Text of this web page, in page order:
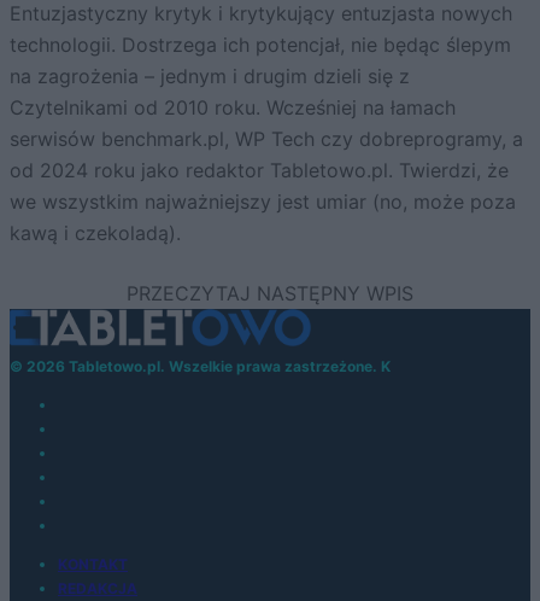
Entuzjastyczny krytyk i krytykujący entuzjasta nowych
technologii. Dostrzega ich potencjał, nie będąc ślepym
na zagrożenia – jednym i drugim dzieli się z
Czytelnikami od 2010 roku. Wcześniej na łamach
serwisów benchmark.pl, WP Tech czy dobreprogramy, a
od 2024 roku jako redaktor Tabletowo.pl. Twierdzi, że
we wszystkim najważniejszy jest umiar (no, może poza
kawą i czekoladą).
© 2026 Tabletowo.pl. Wszelkie prawa zastrzeżone. K
KONTAKT
REDAKCJA